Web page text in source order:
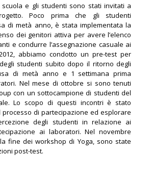
scuola e gli studenti sono stati invitati a
Poco prima che gli studenti
di metà anno, è stata implementata la
dei genitori attiva per avere l’elenco
e condurre l’assegnazione casuale ai
abbiamo condotto un pre-test per
studenti subito dopo il ritorno degli
di metà anno e 1 settimana prima
Nel mese di ottobre si sono tenuti
con un sottocampione di studenti del
Lo scopo di questi incontri è stato
di partecipazione ed esplorare
degli studenti in relazione ai
ai laboratori. Nel novembre
fine dei workshop di Yoga, sono state
post-test.